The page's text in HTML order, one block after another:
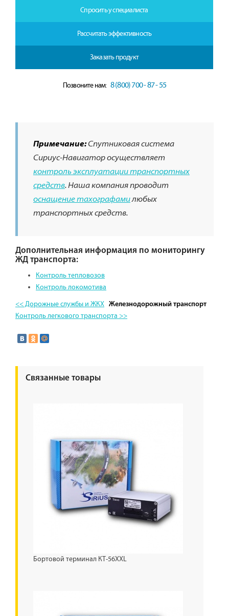
Спросить у специалиста
Рассчитать эффективность
Заказать продукт
Позвоните нам: 8 (800) 700 - 87 - 55
Примечание:Спутниковая система
Сириус-Навигатор осуществляет
контроль эксплуатации транспортных
средств. Наша компания проводит
оснащение тахографамилюбых
транспортных средств.
Дополнительная информация по мониторингу
ЖД транспорта:
Контроль тепловозов
Контроль локомотива
<< Дорожные службы и ЖКХ Железнодорожный транспорт
Контроль легкового транспорта >>
Связанные товары
Бортовой терминал КТ-56XXL